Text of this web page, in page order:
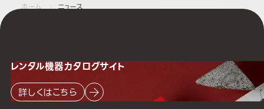
ホーム ニュース
レンタル機器カタログサイト
詳しくはこちら